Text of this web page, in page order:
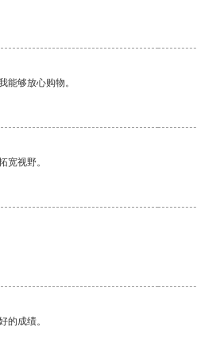
能够放心购物。
宽视野。
的成绩。